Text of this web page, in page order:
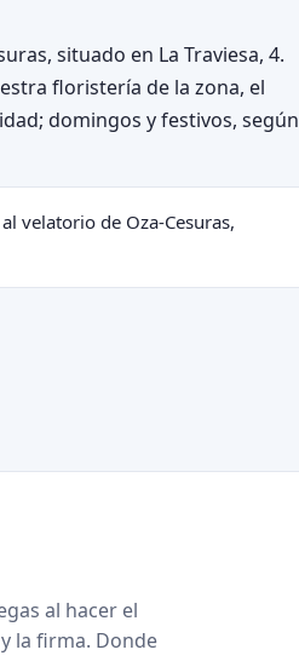
situado en La Traviesa, 4.
floristería de la zona, el
domingos y festivos, según
velatorio de Oza-Cesuras,
al hacer el
la firma. Donde